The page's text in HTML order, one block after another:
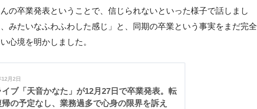
の卒業発表ということで、信じられないといった様子で話しまし
みたいなふわふわした感じ」と、同期の卒業という事実をまだ完全
心境を明かしました。
月2日
ブ「天音かなた」が12月27日で卒業発表。転
の予定なし、業務過多で心身の限界を訴え